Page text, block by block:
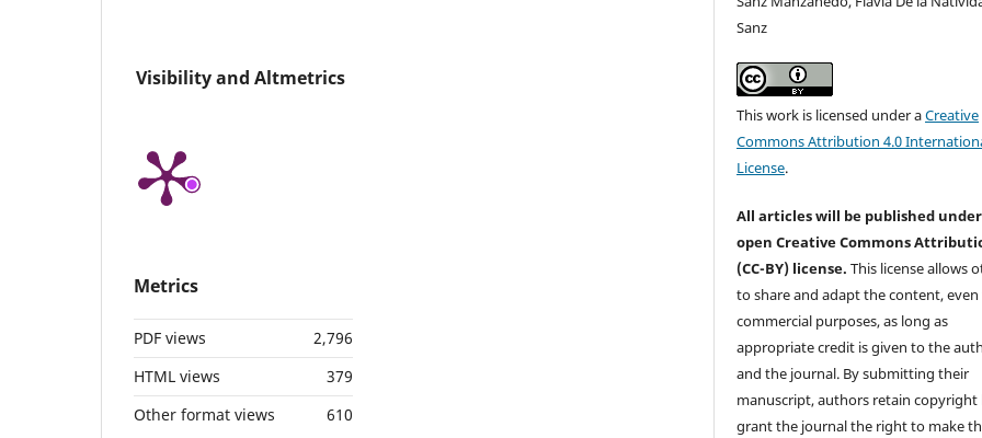
Visibility and Altmetrics
Metrics
PDF views
2,796
HTML views
379
Other format views
610
Sanz
This work is licensed under aCreative
Commons Attribution 4.0
License.
All articles will be published
open Creative Commons
(CC-BY) license. This license allows
to share and adapt the content,
commercial purposes, as long as
appropriate credit is given to the
and the journal. By submitting their
manuscript, authors retain
grant the journal the right to make